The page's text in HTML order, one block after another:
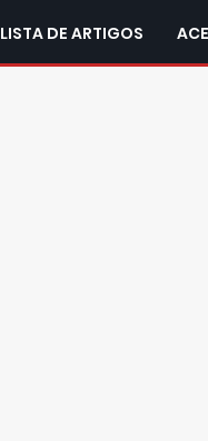
LISTA DE ARTIGOS